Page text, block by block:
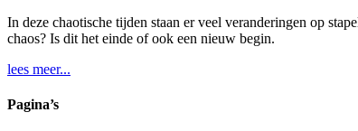
In deze chaotische tijden staan er veel veranderingen op
chaos? Is dit het einde of ook een nieuw begin.
lees meer...
Pagina’s